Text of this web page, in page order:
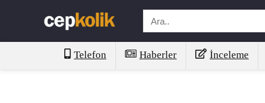
Telefon Haberler İnceleme